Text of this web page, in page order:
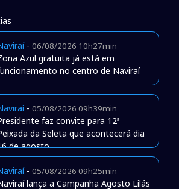
- 06/08/2026 10h27min
Azul gratuita já está em
no centro de Naviraí
- 05/08/2026 09h39min
faz convite para 12ª
da Seleta que acontecerá dia
de agosto
- 05/08/2026 09h25min
lança a Campanha Agosto Lilás